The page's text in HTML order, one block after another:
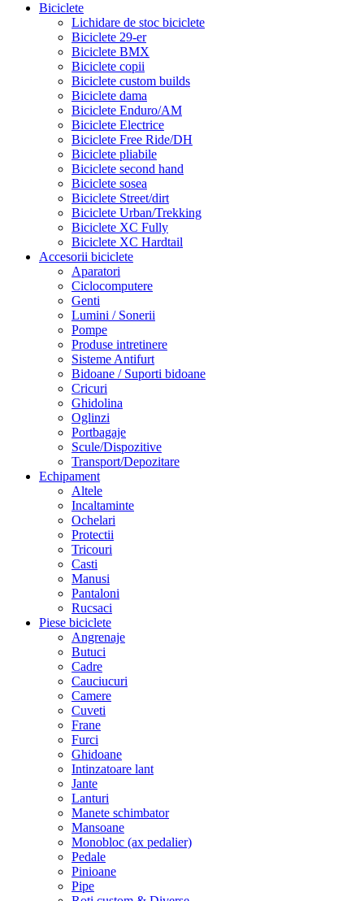
Biciclete
Lichidare de stoc biciclete
Biciclete 29-er
Biciclete BMX
Biciclete copii
Biciclete custom builds
Biciclete dama
Biciclete Enduro/AM
Biciclete Electrice
Biciclete Free Ride/DH
Biciclete pliabile
Biciclete second hand
Biciclete sosea
Biciclete Street/dirt
Biciclete Urban/Trekking
Biciclete XC Fully
Biciclete XC Hardtail
Accesorii biciclete
Aparatori
Ciclocomputere
Genti
Lumini / Sonerii
Pompe
Produse intretinere
Sisteme Antifurt
Bidoane / Suporti bidoane
Cricuri
Ghidolina
Oglinzi
Portbagaje
Scule/Dispozitive
Transport/Depozitare
Echipament
Altele
Incaltaminte
Ochelari
Protectii
Tricouri
Casti
Manusi
Pantaloni
Rucsaci
Piese biciclete
Angrenaje
Butuci
Cadre
Cauciucuri
Camere
Cuveti
Frane
Furci
Ghidoane
Intinzatoare lant
Jante
Lanturi
Manete schimbator
Mansoane
Monobloc (ax pedalier)
Pedale
Pinioane
Pipe